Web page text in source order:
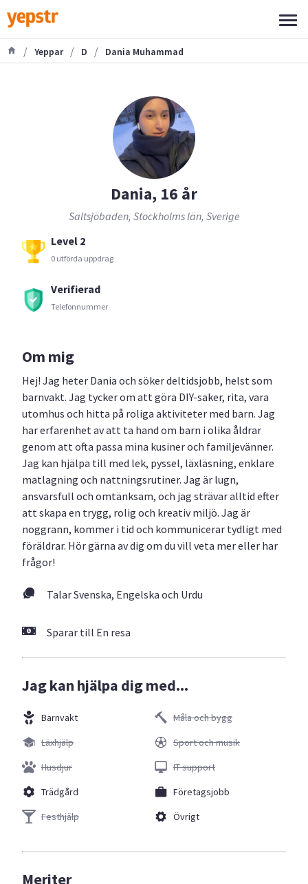
/ Yeppar / D / Dania Muhammad
Dania, 16 år
Saltsjöbaden, Stockholms län, Sverige
Level 2
0 utförda uppdrag
Verifierad
Telefonnummer
Om mig
Hej! Jag heter Dania och söker deltidsjobb, helst som
barnvakt. Jag tycker om att göra DIY-saker, rita, vara
utomhus och hitta på roliga aktiviteter med barn. Jag
har erfarenhet av att ta hand om barn i olika åldrar
genom att ofta passa mina kusiner och familjevänner.
Jag kan hjälpa till med lek, pyssel, läxläsning, enklare
matlagning och nattningsrutiner. Jag är lugn,
ansvarsfull och omtänksam, och jag strävar alltid efter
att skapa en trygg, rolig och kreativ miljö. Jag är
noggrann, kommer i tid och kommunicerar tydligt med
föräldrar. Hör gärna av dig om du vill veta mer eller har
frågor!
Talar Svenska, Engelska och Urdu
Sparar till En resa
Jag kan hjälpa dig med...
Barnvakt
Läxhjälp
Husdjur
Trädgård
Festhjälp
Måla och bygg
Sport och musik
IT support
Företagsjobb
Övrigt
Meriter